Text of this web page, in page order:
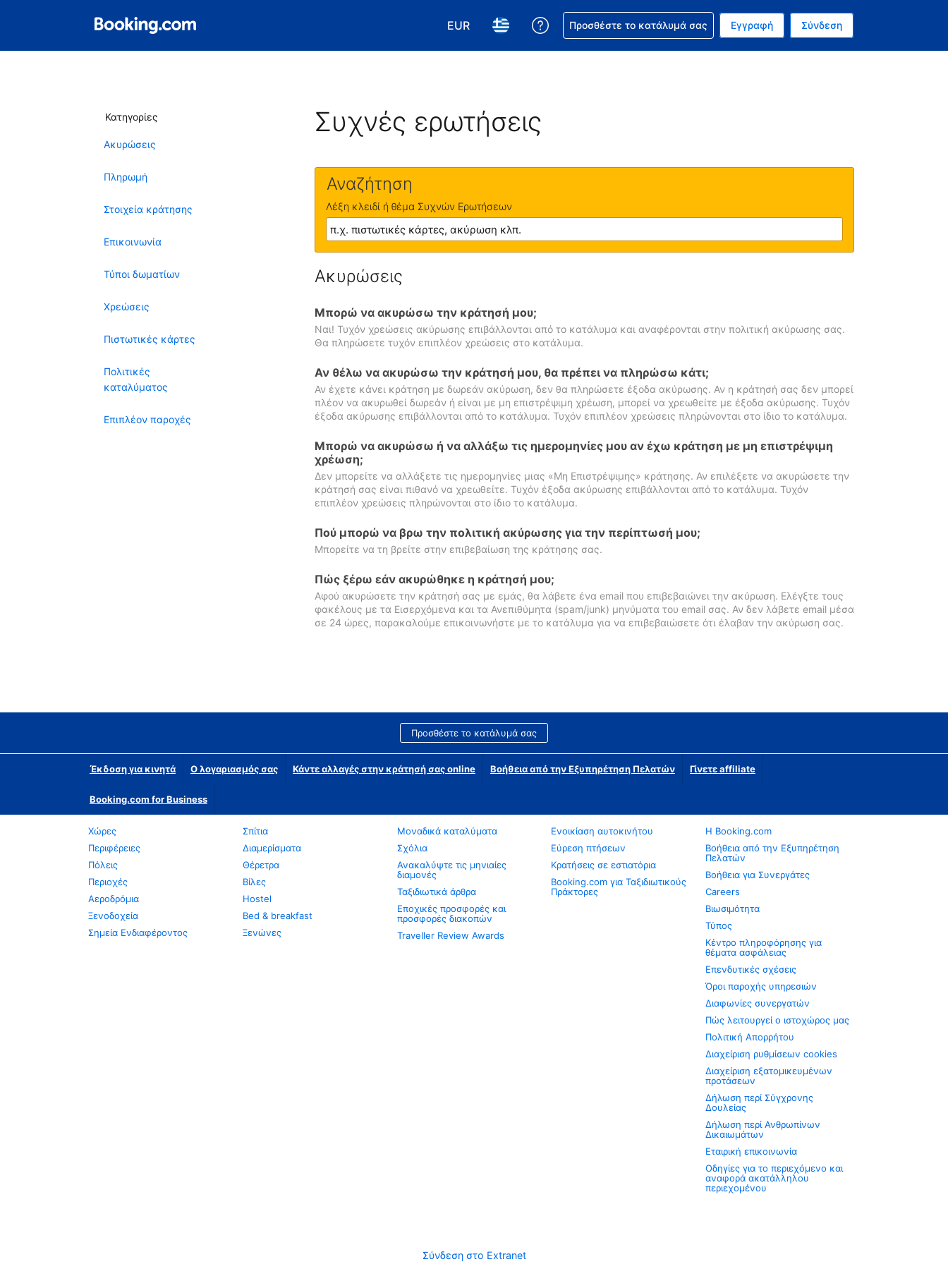
EUR
Επιλέξτε το νόμισμά σας. Το τωρινό σας νόμισμα είναι Ευρώ
Επιλέξτε τη γλώσσα σας. Η τωρινή σας γλώσσα είναι τα Ελληνικά
Βοήθεια για την κράτησή σας
Προσθέστε το κατάλυμά σας Εγγραφή Σύνδεση
Κατηγορίες
Ακυρώσεις
Πληρωμή
Στοιχεία κράτησης
Επικοινωνία
Τύποι δωματίων
Χρεώσεις
Πιστωτικές κάρτες
Πολιτικές
καταλύματος
Επιπλέον παροχές
Συχνές ερωτήσεις
Αναζήτηση
Λέξη κλειδί ή θέμα Συχνών Ερωτήσεων
Ακυρώσεις
Μπορώ να ακυρώσω την κράτησή μου;
Ναι! Τυχόν χρεώσεις ακύρωσης επιβάλλονται από το κατάλυμα και αναφέρονται στην πολιτική ακύρωσης σας.
Θα πληρώσετε τυχόν επιπλέον χρεώσεις στο κατάλυμα.
Αν θέλω να ακυρώσω την κράτησή μου, θα πρέπει να πληρώσω κάτι;
Αν έχετε κάνει κράτηση με δωρεάν ακύρωση, δεν θα πληρώσετε έξοδα ακύρωσης. Αν η κράτησή σας δεν μπορεί
πλέον να ακυρωθεί δωρεάν ή είναι με μη επιστρέψιμη χρέωση, μπορεί να χρεωθείτε με έξοδα ακύρωσης. Τυχόν
έξοδα ακύρωσης επιβάλλονται από το κατάλυμα. Τυχόν επιπλέον χρεώσεις πληρώνονται στο ίδιο το κατάλυμα.
Μπορώ να ακυρώσω ή να αλλάξω τις ημερομηνίες μου αν έχω κράτηση με μη επιστρέψιμη
χρέωση;
Δεν μπορείτε να αλλάξετε τις ημερομηνίες μιας «Μη Επιστρέψιμης» κράτησης. Αν επιλέξετε να ακυρώσετε την
κράτησή σας είναι πιθανό να χρεωθείτε. Τυχόν έξοδα ακύρωσης επιβάλλονται από το κατάλυμα. Τυχόν
επιπλέον χρεώσεις πληρώνονται στο ίδιο το κατάλυμα.
Πού μπορώ να βρω την πολιτική ακύρωσης για την περίπτωσή μου;
Μπορείτε να τη βρείτε στην επιβεβαίωση της κράτησης σας.
Πώς ξέρω εάν ακυρώθηκε η κράτησή μου;
Αφού ακυρώσετε την κράτησή σας με εμάς, θα λάβετε ένα email που επιβεβαιώνει την ακύρωση. Ελέγξτε τους
φακέλους με τα Εισερχόμενα και τα Ανεπιθύμητα (spam/junk) μηνύματα του email σας. Αν δεν λάβετε email μέσα
σε 24 ώρες, παρακαλούμε επικοινωνήστε με το κατάλυμα για να επιβεβαιώσετε ότι έλαβαν την ακύρωση σας.
Προσθέστε το κατάλυμά σας
Έκδοση για κινητά Ο λογαριασμός σας Κάντε αλλαγές στην κράτησή σας online Βοήθεια από την Εξυπηρέτηση Πελατών Γίνετε affiliate
Booking.com for Business
Χώρες
Περιφέρειες
Πόλεις
Περιοχές
Αεροδρόμια
Ξενοδοχεία
Σημεία Ενδιαφέροντος
Σπίτια
Διαμερίσματα
Θέρετρα
Βίλες
Hostel
Bed & breakfast
Ξενώνες
Μοναδικά καταλύματα
Σχόλια
Ανακαλύψτε τις μηνιαίες
διαμονές
Ταξιδιωτικά άρθρα
Εποχικές προσφορές και
προσφορές διακοπών
Traveller Review Awards
Ενοικίαση αυτοκινήτου
Εύρεση πτήσεων
Κρατήσεις σε εστιατόρια
Booking.com για Ταξιδιωτικούς
Πράκτορες
Η Booking.com
Βοήθεια από την Εξυπηρέτηση
Πελατών
Βοήθεια για Συνεργάτες
Careers
Βιωσιμότητα
Τύπος
Κέντρο πληροφόρησης για
θέματα ασφάλειας
Επενδυτικές σχέσεις
Όροι παροχής υπηρεσιών
Διαφωνίες συνεργατών
Πώς λειτουργεί ο ιστοχώρος μας
Πολιτική Απορρήτου
Διαχείριση ρυθμίσεων cookies
Διαχείριση εξατομικευμένων
προτάσεων
Δήλωση περί Σύγχρονης
Δουλείας
Δήλωση περί Ανθρωπίνων
Δικαιωμάτων
Εταιρική επικοινωνία
Οδηγίες για το περιεχόμενο και
αναφορά ακατάλληλου
περιεχομένου
Σύνδεση στο Extranet